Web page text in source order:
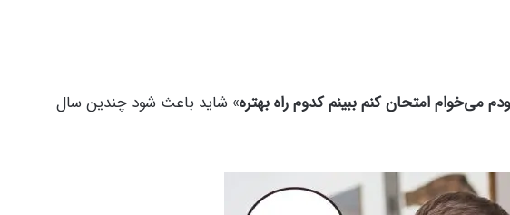
می‌خوام امتحان کنم ببینمکدوم راه بهتره» شاید باعث شود چندین سال